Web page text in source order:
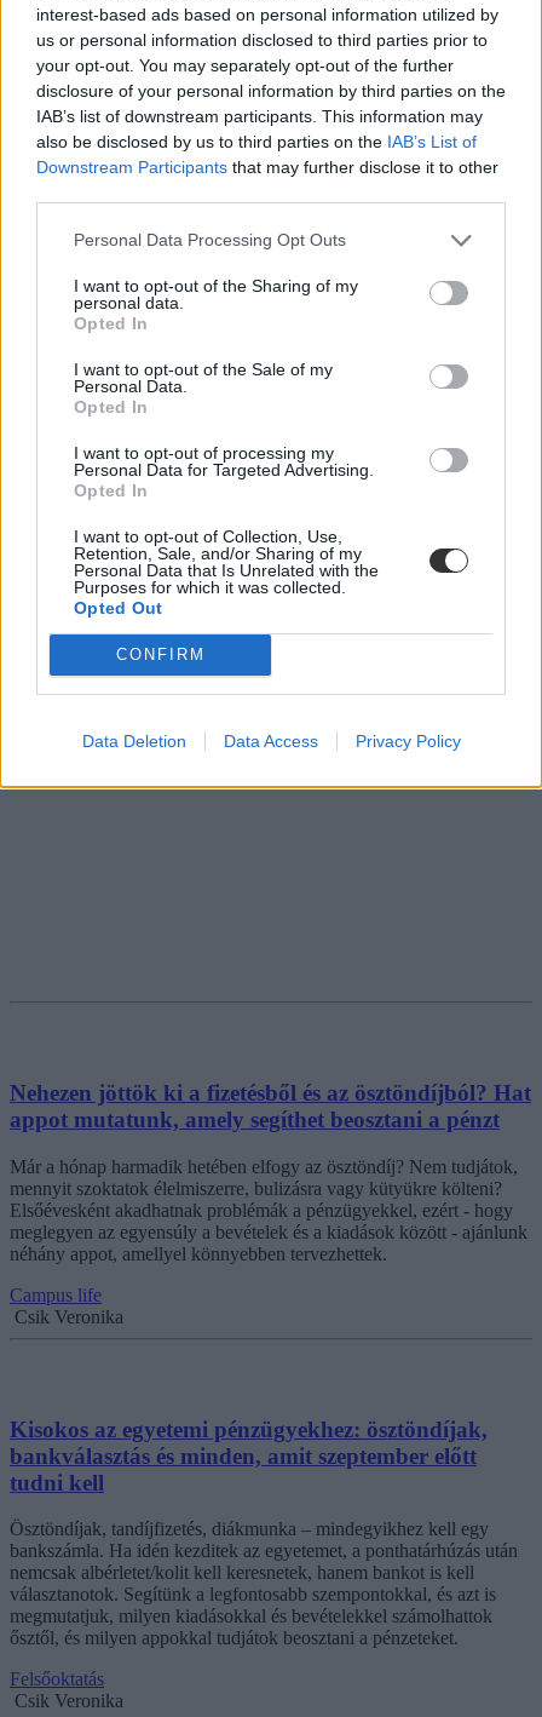
interest-based ads based on personal information utilized by
us or personal information disclosed to third parties prior to
your opt-out. You may separately opt-out of the further
disclosure of your personal information by third parties on the
IAB’s list of downstream participants. This information may
also be disclosed by us to third parties on the IAB’s List of
Downstream Participants that may further disclose it to other
Personal Data Processing Opt Outs
I want to opt-out of the Sharing of my
personal data.
Opted In
I want to opt-out of the Sale of my
Personal Data.
Opted In
I want to opt-out of processing my
Personal Data for Targeted Advertising.
Opted In
I want to opt-out of Collection, Use,
Retention, Sale, and/or Sharing of my
Personal Data that Is Unrelated with the
Purposes for which it was collected.
Opted Out
CONFIRM
Data Deletion Data Access Privacy Policy
Profi tippek kezdő egyetemistáknak: így kezelhetitek
a pénzügyeiteket okosa(bba)n
mellett sokszor háttérbe szorulnak a pénzügyi kérdések. Pedig sokan
ilyenkor választanak bankot és számlacsomagot, ezért összeszedtük
a legfontosabb tudnivalókat a számlanyitáshoz, a tudatos
Felsőoktatás
Csik Veronika
Nehezen jöttök ki a fizetésből és az ösztöndíjból? Hat
appot mutatunk, amely segíthet beosztani a pénzt
Már a hónap harmadik hetében elfogy az ösztöndíj? Nem tudjátok,
mennyit szoktatok élelmiszerre, bulizásra vagy kütyükre költeni?
Elsőévesként akadhatnak problémák a pénzügyekkel, ezért - hogy
meglegyen az egyensúly a bevételek és a kiadások között - ajánlunk
néhány appot, amellyel könnyebben tervezhettek.
Campus life
Csik Veronika
Kisokos az egyetemi pénzügyekhez: ösztöndíjak,
bankválasztás és minden, amit szeptember előtt
tudni kell
Ösztöndíjak, tandíjfizetés, diákmunka – mindegyikhez kell egy
bankszámla. Ha idén kezditek az egyetemet, a ponthatárhúzás után
nemcsak albérletet/kolit kell keresnetek, hanem bankot is kell
választanotok. Segítünk a legfontosabb szempontokkal, és azt is
megmutatjuk, milyen kiadásokkal és bevételekkel számolhattok
ősztől, és milyen appokkal tudjátok beosztani a pénzeteket.
Felsőoktatás
Csik Veronika